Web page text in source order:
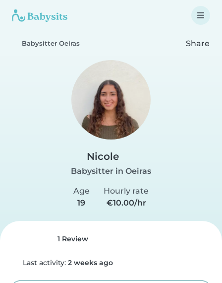
Babysitter Oeiras Share
Nicole
Babysitter in Oeiras
Age
19
Hourly rate
€10.00/hr
1 Review
Last activity: 2 weeks ago